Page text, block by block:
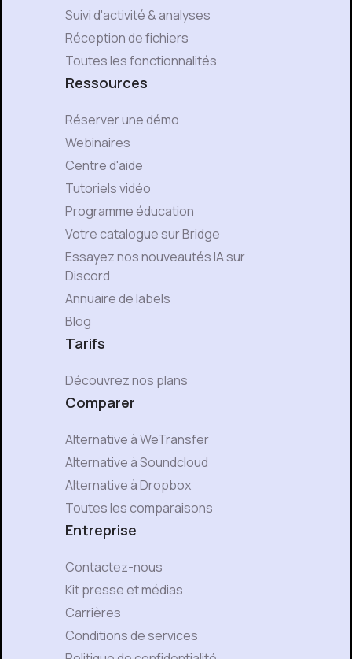
Suivi d'activité & analyses
Réception de fichiers
Toutes les fonctionnalités
Ressources
Réserver une démo
Webinaires
Centre d'aide
Tutoriels vidéo
Programme éducation
Votre catalogue sur Bridge
Essayez nos nouveautés IA sur
Discord
Annuaire de labels
Blog
Tarifs
Découvrez nos plans
Comparer
Alternative à WeTransfer
Alternative à Soundcloud
Alternative à Dropbox
Toutes les comparaisons
Entreprise
Contactez-nous
Kit presse et médias
Carrières
Conditions de services